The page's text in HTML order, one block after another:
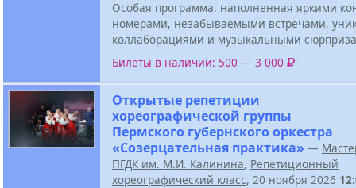
Особая программа, наполненная яркими
номерами, незабываемыми встречами,
коллаборациями и музыкальными
Билеты в наличии: 500 — 3 000
Открытые репетиции
хореографической группы
Пермского губернского оркестра
«Созерцательная практика» —
ПГДК им. М.И. Калинина, Репетиционный
хореографический класс, 20 ноября 2026